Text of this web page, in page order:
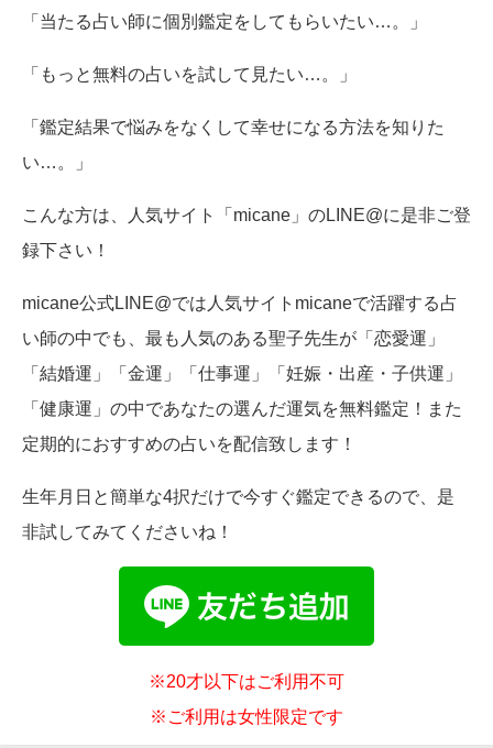
「当たる占い師に個別鑑定をしてもらいたい…。」
「もっと無料の占いを試して見たい…。」
「鑑定結果で悩みをなくして幸せになる方法を知りた
い…。」
こんな方は、人気サイト「micane」のLINE@に是非ご登
録下さい！
micane公式LINE@では人気サイトmicaneで活躍する占
い師の中でも、最も人気のある聖子先生が「恋愛運」
「結婚運」「金運」「仕事運」「妊娠・出産・子供運」
「健康運」の中であなたの選んだ運気を無料鑑定！また
定期的におすすめの占いを配信致します！
生年月日と簡単な4択だけで今すぐ鑑定できるので、是
非試してみてくださいね！
※20才以下はご利用不可
※ご利用は女性限定です